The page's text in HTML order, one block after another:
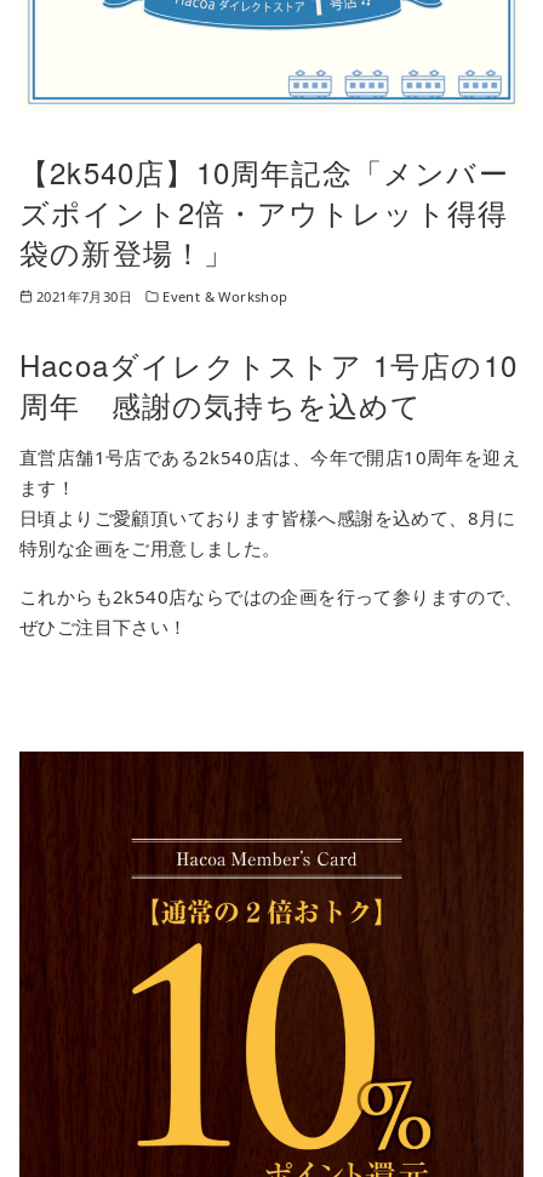
【2k540店】10周年記念「メンバー
ズポイント2倍・アウトレット得得
袋の新登場！」
2021年7月30日 Event & Workshop
Hacoaダイレクトストア 1号店の10
周年 感謝の気持ちを込めて
直営店舗1号店である2k540店は、今年で開店10周年を迎え
ます！
日頃よりご愛顧頂いております皆様へ感謝を込めて、8月に
特別な企画をご用意しました。
これからも2k540店ならではの企画を行って参りますので、
ぜひご注目下さい！